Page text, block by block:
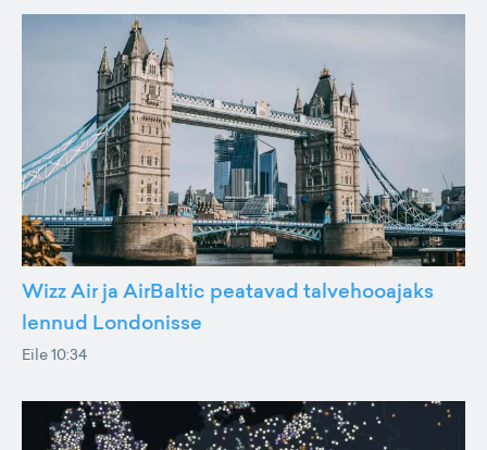
Wizz Air ja AirBaltic peatavad talvehooajaks
lennud Londonisse
Eile 10:34